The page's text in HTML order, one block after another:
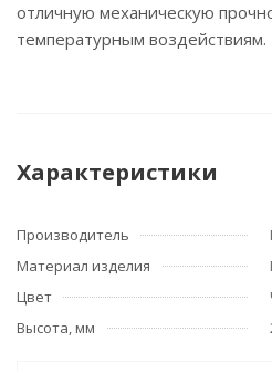
отличную механическую
температурным воздействиям.
Характеристики
Производитель
Материал изделия
Цвет
Высота, мм